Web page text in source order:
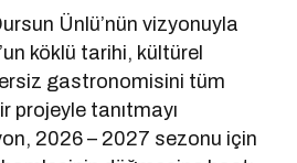
Ünlü’nün vizyonuyla
köklü tarihi, kültürel
gastronomisini tüm
projeyle tanıtmayı
2026 – 2027 sezonu için